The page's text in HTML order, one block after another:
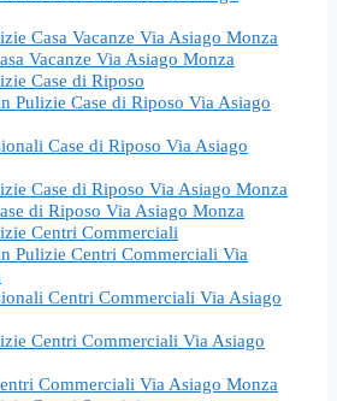
Casa Vacanze Via Asiago Monza
Vacanze Via Asiago Monza
Case di Riposo
Pulizie Case di Riposo Via Asiago
Case di Riposo Via Asiago
Case di Riposo Via Asiago Monza
di Riposo Via Asiago Monza
Centri Commerciali
Pulizie Centri Commerciali Via
Centri Commerciali Via Asiago
Centri Commerciali Via Asiago
Commerciali Via Asiago Monza